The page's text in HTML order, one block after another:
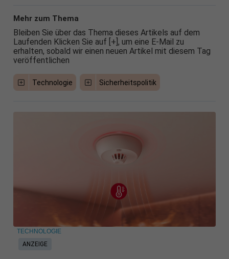
Mehr zum Thema
Bleiben Sie über das Thema dieses Artikels auf dem
Laufenden Klicken Sie auf [+], um eine E-Mail zu
erhalten, sobald wir einen neuen Artikel mit diesem Tag
veröffentlichen
Technologie Sicherheitspolitik
ANZEIGE
TECHNOLOGIE